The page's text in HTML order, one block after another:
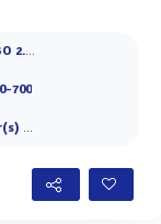
kW
700